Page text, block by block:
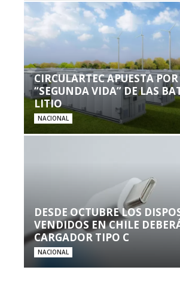
CIRCULARTEC APUESTA
“SEGUNDA VIDA” DE LAS
LITIO
NACIONAL
DESDE OCTUBRE LOS
VENDIDOS EN CHILE
CARGADOR TIPO C
NACIONAL